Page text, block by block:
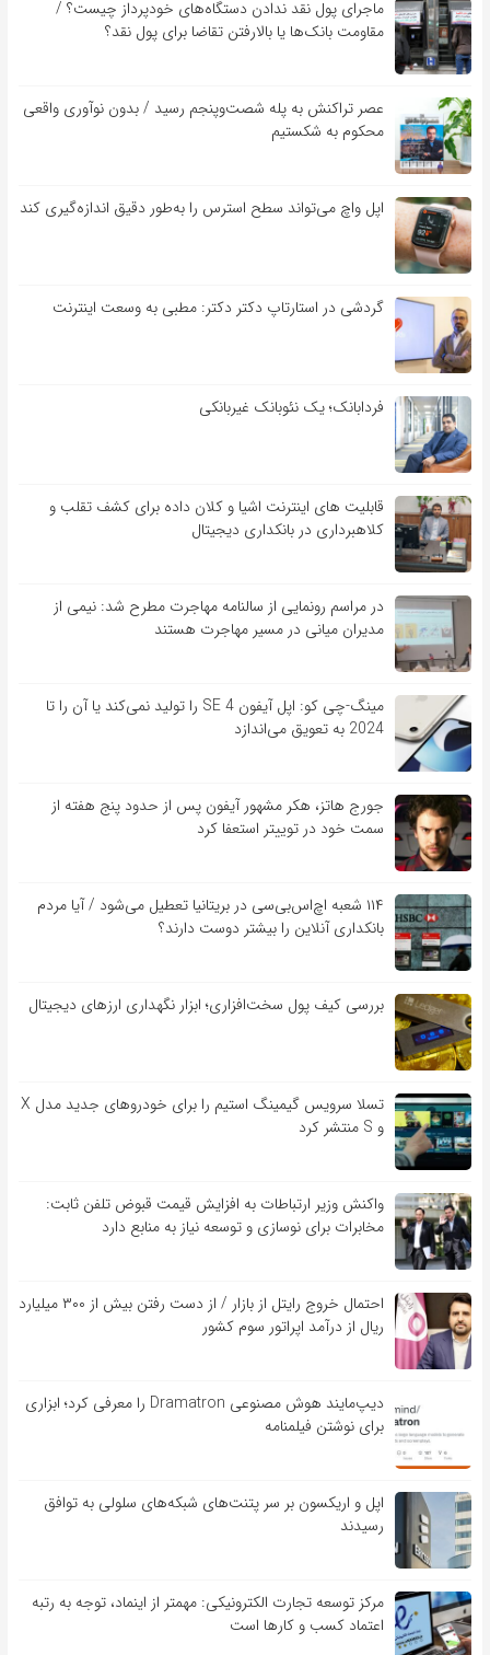
ماجرای پول نقد ندادن دستگاه‌های خودپرداز چیست؟ /
مقاومت بانک‌ها یا بالارفتن تقاضا برای پول نقد؟
عصر تراکنش به پله شصت‌وپنجم رسید / بدون نوآوری واقعی
محکوم به شکستیم
اپل واچ می‌تواند سطح استرس را به‌طور دقیق اندازه‌گیری کند
گردشی در استارتاپ دکتر دکتر: مطبی به وسعت اینترنت
فردابانک؛ یک نئوبانک غیربانکی
قابلیت ‏های اینترنت اشیا و کلان‏ داده برای کشف تقلب و
کلاهبرداری در بانکداری دیجیتال
در مراسم رونمایی از سالنامه مهاجرت مطرح شد: نیمی از
مدیران میانی در مسیر مهاجرت هستند
مینگ-چی کو: اپل آیفون SE 4 را تولید نمی‌کند یا آن را تا
2024 به تعویق می‌اندازد
جورج هاتز، هکر مشهور آیفون پس از حدود پنج هفته از
سمت خود در توییتر استعفا کرد
۱۱۴ شعبه اچ‌اس‌بی‌سی در بریتانیا تعطیل می‌شود / آیا مردم
بانکداری آنلاین را بیشتر دوست دارند؟
بررسی کیف‌ پول سخت‌افزاری؛ ابزار نگهداری ارزهای دیجیتال
تسلا سرویس گیمینگ استیم را برای خودروهای جدید مدل X
و S منتشر کرد
واکنش وزیر ارتباطات به افزایش قیمت قبوض تلفن ثابت:
مخابرات برای نوسازی و توسعه نیاز به منابع دارد
احتمال خروج رایتل از بازار / از دست رفتن بیش از ۳۰۰ میلیارد
ریال از درآمد اپراتور سوم کشور
دیپ‌مایند هوش مصنوعی Dramatron را معرفی کرد؛ ابزاری
برای نوشتن فیلمنامه
اپل و اریکسون بر سر پتنت‌های شبکه‌های سلولی به توافق
رسیدند
مرکز توسعه تجارت الکترونیکی: مهمتر از اینماد، توجه به رتبه
اعتماد کسب و کارها است